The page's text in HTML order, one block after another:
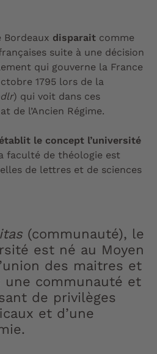
Bordeaux disparait comme
suite à une décision
qui gouverne la France
1795 lors de la
) qui voit dans ces
de l’Ancien Régime.
le concept l’université
faculté de théologie est
de lettres et de sciences
(communauté), le
est né au Moyen
des maitres et
une communauté et
de privilèges
et d’une